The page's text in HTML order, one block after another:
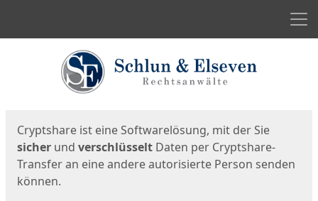
Cryptshare ist eine Softwarelösung, mit der Sie
sicher und verschlüsselt Daten per Cryptshare-
Transfer an eine andere autorisierte Person senden
können.